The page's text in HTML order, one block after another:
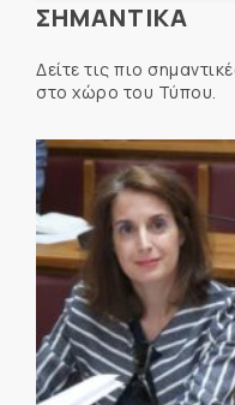
ΣΗΜΑΝΤΙΚΑ
Δείτε τις πιο
στο χώρο του Τύπου.